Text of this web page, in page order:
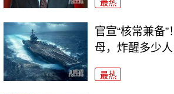
最热
官宣“核常兼备
母，炸醒多少人
最热